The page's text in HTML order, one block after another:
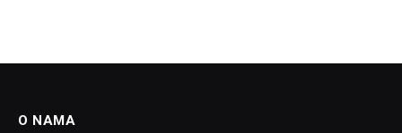
O NAMA